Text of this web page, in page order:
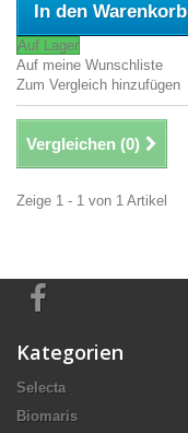
In den Warenkorb
Auf Lager
Auf meine Wunschliste
Zum Vergleich hinzufügen
Vergleichen (0)
Zeige 1 - 1 von 1 Artikel
Kategorien
Selecta
Biomaris